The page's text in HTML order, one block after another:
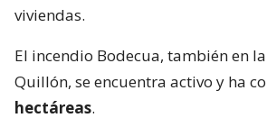
viviendas.
El incendio Bodecua, también en
Quillón, se encuentra activo y ha
hectáreas.